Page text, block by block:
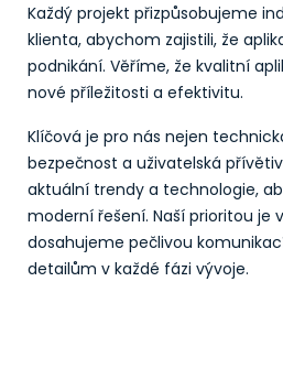
Každý projekt přizpůsobujeme
klienta, abychom zajistili, že
podnikání. Věříme, že kvalitní
nové příležitosti a efektivitu.
Klíčová je pro nás nejen
bezpečnost a uživatelská
aktuální trendy a technologie,
moderní řešení. Naší prioritou je
dosahujeme pečlivou
detailům v každé fázi vývoje.